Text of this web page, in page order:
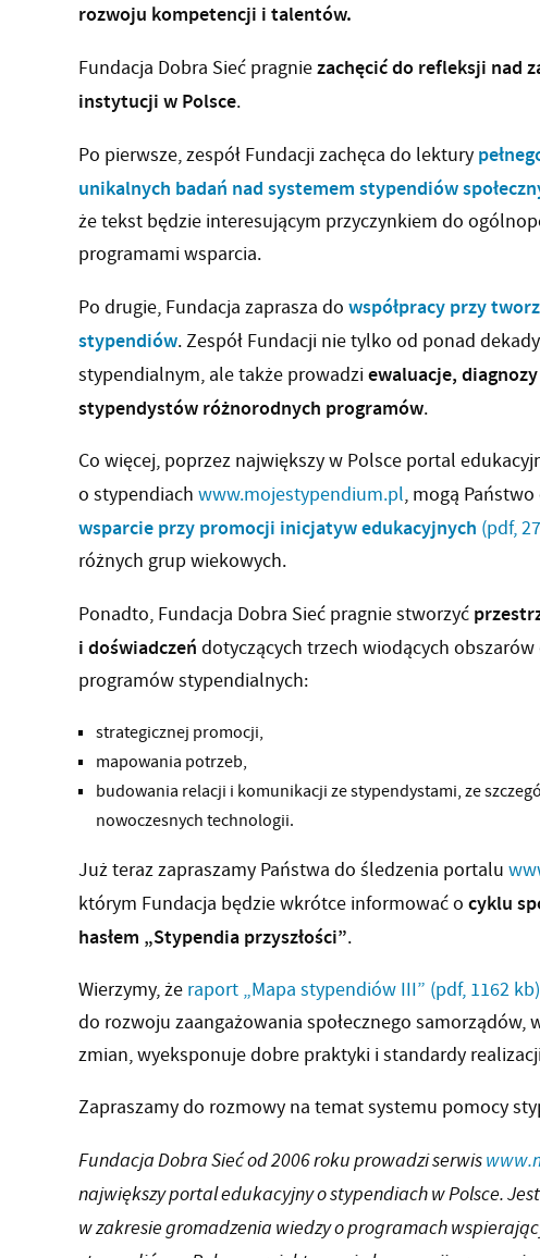
rozwoju kompetencji i talentów.
Fundacja Dobra Sieć pragniezachęcić do refleksji nad
instytucji w Polsce.
Po pierwsze, zespół Fundacji zachęca do lektury
unikalnych badań nad systemem stypendiów
że tekst będzie interesującym przyczynkiem do
programami wsparcia.
Po drugie, Fundacja zaprasza do współpracy przy
stypendiów. Zespół Fundacji nie tylko od ponad
stypendialnym, ale także prowadziewaluacje,
stypendystów różnorodnych programów.
Co więcej, poprzez największy w Polsce portal
o stypendiach www.mojestypendium.pl, mogą
wsparcie przy promocji inicjatyw edukacyjnych (pdf,
różnych grup wiekowych.
Ponadto, Fundacja Dobra Sieć pragnie stworzyć
i doświadczeń dotyczących trzech wiodących
programów stypendialnych:
strategicznej promocji,
mapowania potrzeb,
budowania relacji i komunikacji ze stypendystami, ze
nowoczesnych technologii.
Już teraz zapraszamy Państwa do śledzenia portalu
którym Fundacja będzie wkrótce informować o cyklu
hasłem „Stypendia przyszłości”.
Wierzymy, że raport „Mapa stypendiów III” (pdf, 1162 kb)
do rozwoju zaangażowania społecznego samorządów,
zmian, wyeksponuje dobre praktyki i standardy
Zapraszamy do rozmowy na temat systemu pomocy
Fundacja Dobra Sieć od 2006 roku prowadzi serwis
największy portal edukacyjny o stypendiach w Polsce.
w zakresie gromadzenia wiedzy o programach